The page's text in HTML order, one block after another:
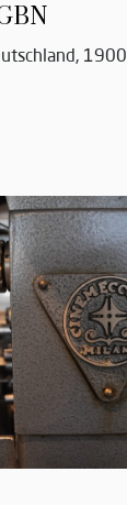
1900